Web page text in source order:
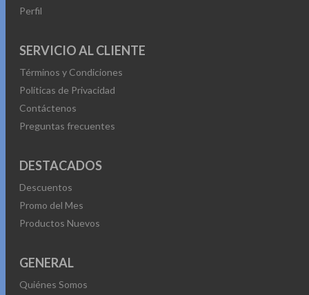
Perfil
SERVICIO AL CLIENTE
Términos y Condiciones
Políticas de Privacidad
Contáctenos
Preguntas frecuentes
DESTACADOS
Descuentos
Promo del Mes
Productos Nuevos
GENERAL
Quiénes Somos